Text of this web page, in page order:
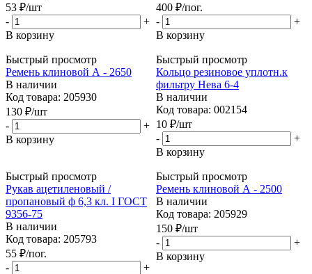
53 ₽/шт
-
+
В корзину
400 ₽/пог.
-
+
В корзину
Быстрый просмотр
Ремень клиновой А - 2650
В наличии
Код товара: 205930
130 ₽/шт
-
+
В корзину
Быстрый просмотр
Кольцо резиновое уплотн.к
фильтру Нева 6-4
В наличии
Код товара: 002154
10 ₽/шт
-
+
В корзину
Быстрый просмотр
Рукав ацетиленовый /
пропановый ф 6,3 кл. I ГОСТ
9356-75
В наличии
Код товара: 205793
55 ₽/пог.
-
+
Быстрый просмотр
Ремень клиновой А - 2500
В наличии
Код товара: 205929
150 ₽/шт
-
+
В корзину